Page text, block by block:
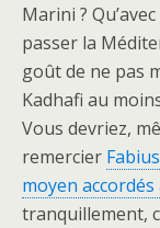
Marini ?
passer la
goût de ne pas
Kadhafi au
Vous devriez,
remercier
moyen
tranquillement,